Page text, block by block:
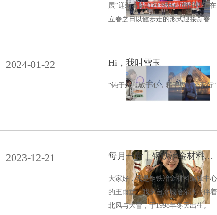
展“迎新春健步行”活动，组织职工在
立春之日以健步走的形式迎接新春的
Hi，我叫雪玉
“钝于外，敏于心，精于思，谨于行”
2024-01-22
每月一新｜钢铁冶金材料编
辑中心 王雨童
大家好，我是钢铁冶金材料编辑中心
的王雨童，我来自冰城哈尔滨，伴着
北风与大雪，于1998年冬天出生。
2023-12-21